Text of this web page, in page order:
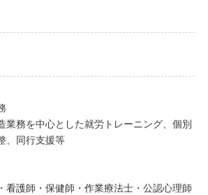
業務を中心とした就労トレーニング、個別
、同行支援等
看護師・保健師・作業療法士・公認心理師